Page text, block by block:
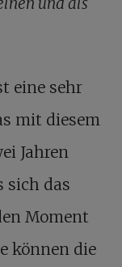
eine sehr
mit diesem
Jahren
sich das
Moment
können die